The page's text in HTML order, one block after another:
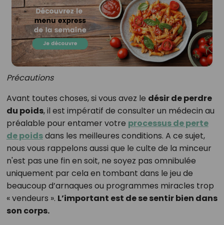
Précautions
Avant toutes choses, si vous avez le désir de perdre
du poids, il est impératif de consulter un médecin au
préalable pour entamer votre processus de perte
de poidsdans les meilleures conditions. A ce sujet,
nous vous rappelons aussi que le culte de la minceur
n'est pas une fin en soit, ne soyez pas omnibulée
uniquement par cela en tombant dans le jeu de
beaucoup d’arnaques ou programmes miracles trop
« vendeurs ». L’important est de se sentir bien dans
son corps.